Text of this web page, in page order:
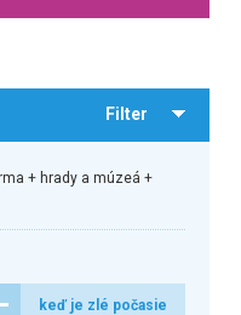
Filter
+ hrady a múzeá +
keď je zlé počasie